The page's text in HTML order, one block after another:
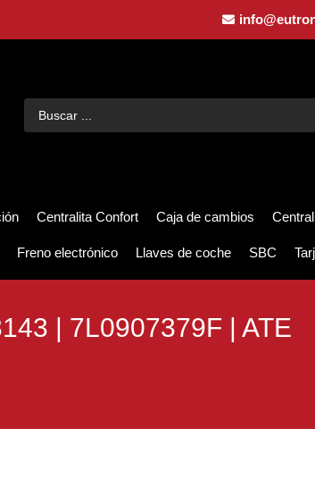
Centralita Confort Caja de cambios
Freno electrónico Llaves de coche SBC
| 7L0907379F | ATE